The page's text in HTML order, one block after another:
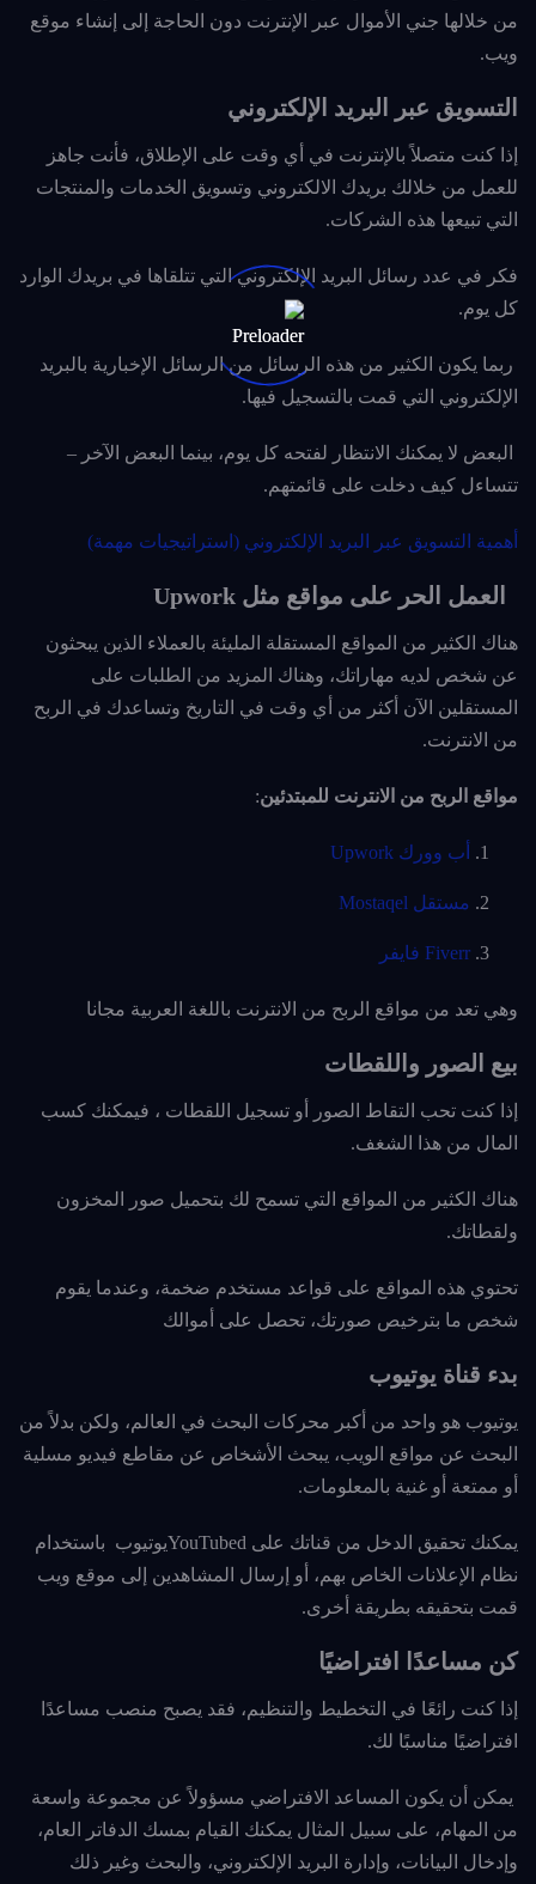
من خلالها جني الأموال عبر الإنترنت دون الحاجة إلى إنشاء موقع
ويب.
التسويق عبر البريد الإلكتروني
إذا كنت متصلاً بالإنترنت في أي وقت على الإطلاق، فأنت جاهز
للعمل من خلالك بريدك الالكتروني وتسويق الخدمات والمنتجات
التي تبيعها هذه الشركات.
فكر في عدد رسائل البريد الإلكتروني التي تتلقاها في بريدك الوارد
كل يوم.
ربما يكون الكثير من هذه الرسائل من الرسائل الإخبارية بالبريد
الإلكتروني التي قمت بالتسجيل فيها.
البعض لا يمكنك الانتظار لفتحه كل يوم، بينما البعض الآخر –
تتساءل كيف دخلت على قائمتهم.
أهمية التسويق عبر البريد الإلكتروني (استراتيجيات مهمة)
العمل الحر على مواقع مثل Upwork
هناك الكثير من المواقع المستقلة المليئة بالعملاء الذين يبحثون
عن شخص لديه مهاراتك، وهناك المزيد من الطلبات على
المستقلين الآن أكثر من أي وقت في التاريخ وتساعدك في الربح
من الانترنت.
مواقع الربح من الانترنت للمبتدئين:
أب وورك Upwork
مستقل Mostaqel
Fiverr فايفر
وهي تعد من مواقع الربح من الانترنت باللغة العربية مجانا
بيع الصور واللقطات
إذا كنت تحب التقاط الصور أو تسجيل اللقطات ، فيمكنك كسب
المال من هذا الشغف.
هناك الكثير من المواقع التي تسمح لك بتحميل صور المخزون
ولقطاتك.
تحتوي هذه المواقع على قواعد مستخدم ضخمة، وعندما يقوم
شخص ما بترخيص صورتك، تحصل على أموالك
بدء قناة يوتيوب
يوتيوب هو واحد من أكبر محركات البحث في العالم، ولكن بدلاً من
البحث عن مواقع الويب، يبحث الأشخاص عن مقاطع فيديو مسلية
أو ممتعة أو غنية بالمعلومات.
يمكنك تحقيق الدخل من قناتك على YouTubedيوتيوب باستخدام
نظام الإعلانات الخاص بهم، أو إرسال المشاهدين إلى موقع ويب
قمت بتحقيقه بطريقة أخرى.
كن مساعدًا افتراضيًا
إذا كنت رائعًا في التخطيط والتنظيم، فقد يصبح منصب مساعدًا
افتراضيًا مناسبًا لك.
يمكن أن يكون المساعد الافتراضي مسؤولاً عن مجموعة واسعة
من المهام، على سبيل المثال يمكنك القيام بمسك الدفاتر العام،
وإدخال البيانات، وإدارة البريد الإلكتروني، والبحث وغير ذلك